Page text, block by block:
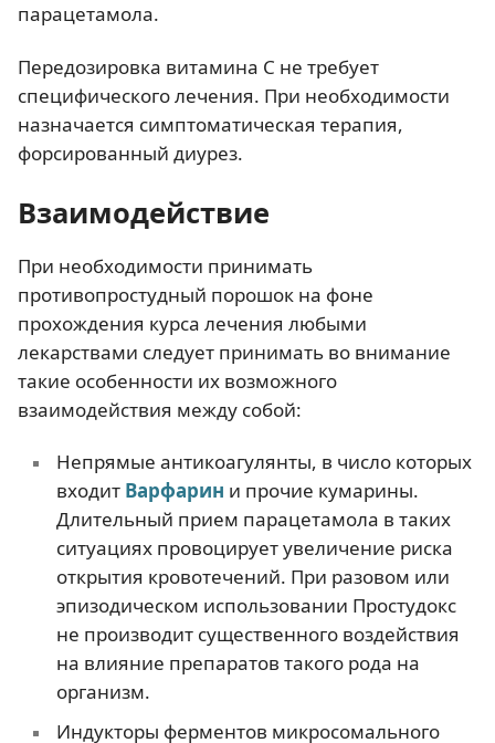
парацетамола.
Передозировка витамина С не требует
специфического лечения. При необходимости
назначается симптоматическая терапия,
форсированный диурез.
Взаимодействие
При необходимости принимать
противопростудный порошок на фоне
прохождения курса лечения любыми
лекарствами следует принимать во внимание
такие особенности их возможного
взаимодействия между собой:
Непрямые антикоагулянты, в число которых
входит Варфарин и прочие кумарины.
Длительный прием парацетамола в таких
ситуациях провоцирует увеличение риска
открытия кровотечений. При разовом или
эпизодическом использовании Простудокс
не производит существенного воздействия
на влияние препаратов такого рода на
организм.
Индукторы ферментов микросомального